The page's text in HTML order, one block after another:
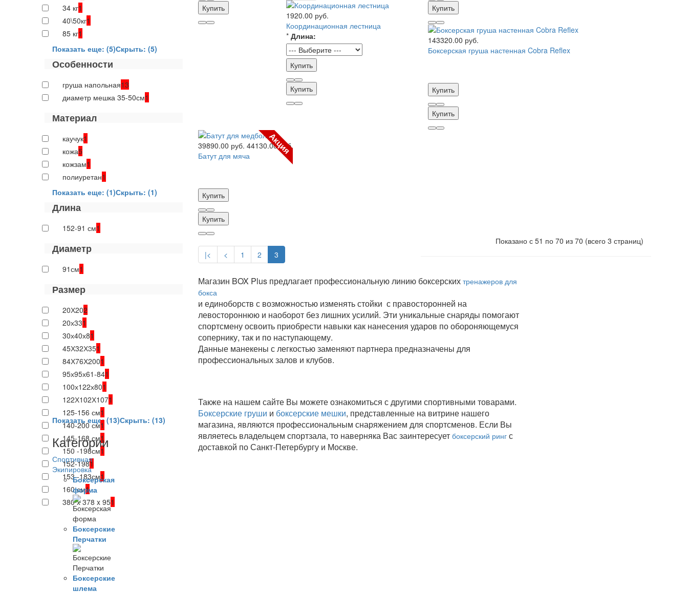
34 кг1
40\50кг1
85 кг1
Показать еще: (5)Скрыть: (5)
Особенности
груша напольная13
диаметр мешка 35-50см1
Материал
каучук1
кожа5
кожзам1
полиуретан1
Показать еще: (1)Скрыть: (1)
Длина
152-91 см1
Диаметр
91см1
Размер
20Х202
20х331
30х40х81
45Х32Х351
84Х76Х2001
95х95х61-841
100х122х801
122Х102Х1071
125-156 см1
140-200 см1
145-168 см1
150 -198см1
152-1981
153 -183см1
160 см1
380 x 378 x 951
Показать еще: (13)Скрыть: (13)
Категории
Спортивная
Экипировка
Боксерская
форма
Боксерские
Перчатки
Боксерские
шлема
Купить
1920.00 руб.
Координационная лестница
* Длина:
Купить
Купить
Купить
143320.00 руб.
Боксерская груша настенная Cobra Reflex
Купить
Купить
Акция
39890.00 руб. 44130.00 руб.
Батут для мяча
Купить
Купить
|< < 1 2 3
Показано с 51 по 70 из 70 (всего 3 страниц)
Магазин BOX Plus предлагает профессиональную линию боксерских тренажеров для
бокса
и единоборств с возможностью изменять стойки с правосторонней на
левостороннюю и наоборот без лишних усилий. Эти уникальные снаряды помогают
спортсмену освоить приобрести навыки как нанесения ударов по обороняющемуся
сопернику, так и по наступающему.
Данные манекены с легкостью заменяют партнера предназначены для
профессиональных залов и клубов.
Также на нашем сайте Вы можете ознакомиться с другими спортивными товарами.
Боксерские груши и боксерские мешки, представленные на витрине нашего
магазина, являются профессиональным снаряжением для спортсменов. Если Вы
являетесь владельцем спортзала, то наверняка Вас заинтересует боксерский ринг с
доставкой по Санкт-Петербургу и Москве.